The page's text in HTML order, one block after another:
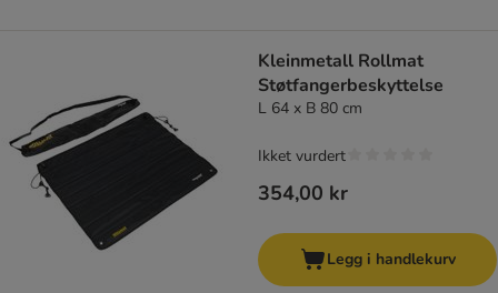
Kleinmetall Rollmat
Støtfangerbeskyttelse
L 64 x B 80 cm
354,00 kr
Ikket vurdert
Legg i handlekurv